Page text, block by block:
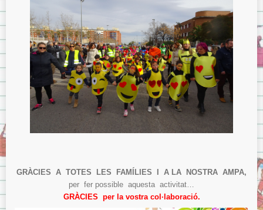
GRÀCIES A TOTES LES FAMÍLIES I A LA NOSTRA AMPA,
per fer possible aquesta activitat…
GRÀCIES per la vostra col·laboració.